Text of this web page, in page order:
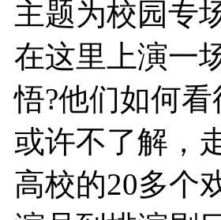
主题为校园专
在这里上演一
悟?他们如何
或许不了解，
高校的20多个